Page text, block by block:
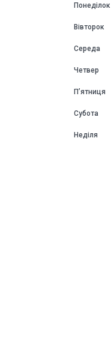
Понеділок
Вівторок
Середа
Четвер
Пʼятниця
Субота
Неділя